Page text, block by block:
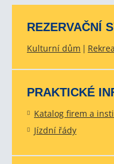
REZERVAČNÍ
Kulturní dům
PRAKTICKÉ
Katalog firem a
Jízdní řády